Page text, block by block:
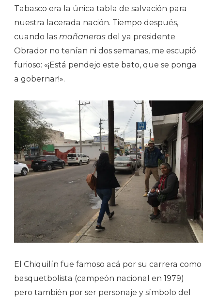
Tabasco era la única tabla de salvación para
nuestra lacerada nación. Tiempo después,
cuando las mañaneras del ya presidente
Obrador no tenían ni dos semanas, me escupió
furioso: «¡Está pendejo este bato, que se ponga
a gobernar!».
El Chiquilín fue famoso acá por su carrera como
basquetbolista (campeón nacional en 1979)
pero también por ser personaje y símbolo del